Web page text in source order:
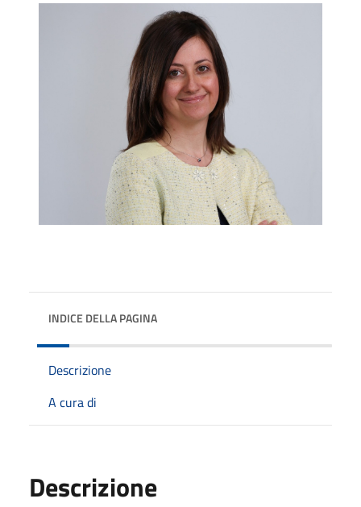
INDICE DELLA PAGINA
Descrizione
A cura di
Descrizione